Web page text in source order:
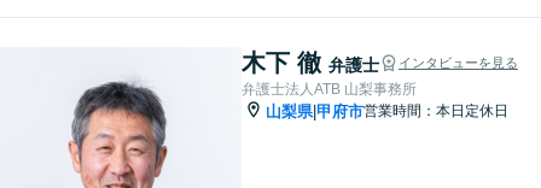
木下 徹 弁護士 インタビューを見る
弁護士法人ATB 山梨事務所
山梨県|甲府市営業時間：本日定休日